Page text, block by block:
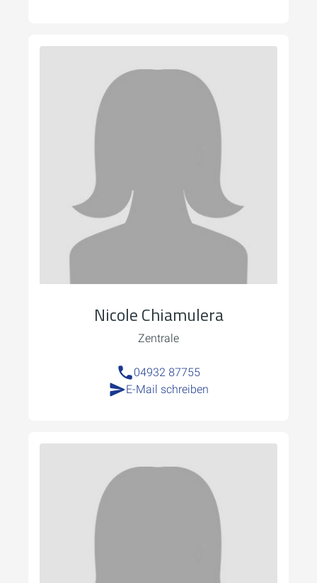
Nicole Chiamulera
Zentrale
04932 87755
E-Mail schreiben